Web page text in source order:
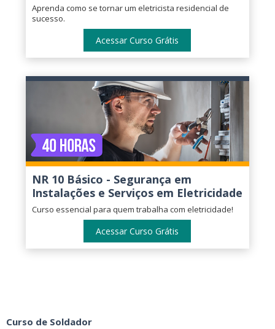
Aprenda como se tornar um eletricista residencial de
sucesso.
Acessar Curso Grátis
NR 10 Básico - Segurança em
Instalações e Serviços em Eletricidade
Curso essencial para quem trabalha com eletricidade!
Acessar Curso Grátis
Curso de Soldador